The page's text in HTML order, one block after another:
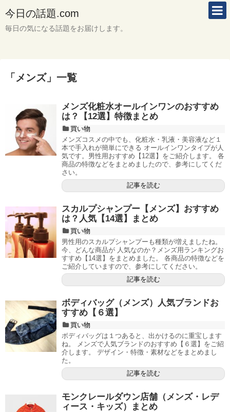
今日の話題.com
毎日の気になる話題をお届けします。
「 メンズ」 一覧
メンズ化粧水オールインワンのおすすめ
は？【12選】特徴まとめ
買い物
メンズコスメの中でも、化粧水・乳液・美容液など１
本で手入れが簡単にできる オールインワンタイプが人
気です。男性用おすすめ【12選】をご紹介します。 各
商品の特徴などをまとめましたので、参考にしてくだ
さい。
記事を読む
スカルプシャンプー【メンズ】おすすめ
は？人気【14選】まとめ
買い物
男性用のスカルプシャンプーも種類が増えましたね。
今、どんな商品が 人気なのか？メンズ用ランキングお
すすめ【14選】をまとめました。 各商品の特徴などを
ご紹介していますので、参考にしてください。
記事を読む
ボディバッグ（メンズ）人気ブランドお
すすめ【６選】
買い物
ボディバッグは１つあると、出かけるのに重宝します
ね。 メンズで人気ブランドのおすすめ【６選】をご紹
介します。 デザイン・特徴・素材などをまとめまし
た。
記事を読む
モンクレールダウン店舗（メンズ・レデ
ィース・キッズ）まとめ